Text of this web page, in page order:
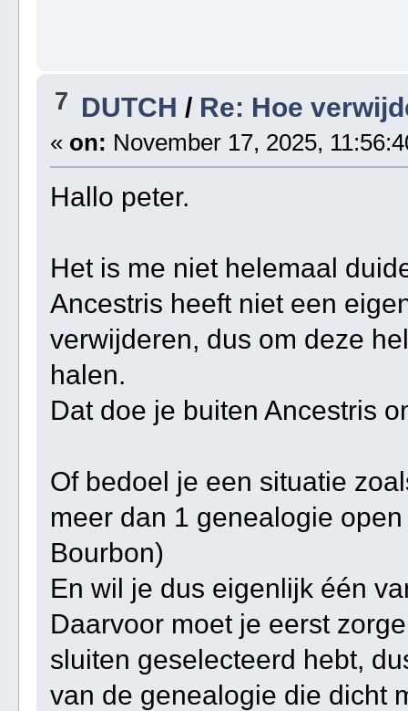
7 DUTCH / Re: Hoe
« on: November 17, 2025,
Hallo peter.
Het is me niet helemaal
Ancestris heeft niet een
verwijderen, dus om deze
halen.
Dat doe je buiten Ancestris
Of bedoel je een situatie
meer dan 1 genealogie
Bourbon)
En wil je dus eigenlijk één
Daarvoor moet je eerst
sluiten geselecteerd hebt,
van de genealogie die dicht